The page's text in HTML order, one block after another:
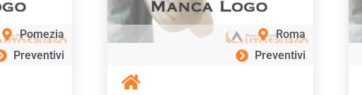
Pomezia
Preventivi
Roma
Preventivi